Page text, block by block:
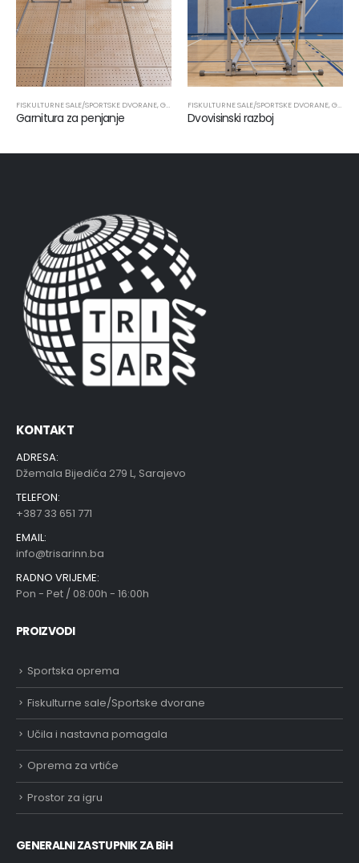
,PROIZVODI,SPORTSKA OPREMA
FISKULTURNE SALE/SPORTSKE DVORANE,GIMNASTIKA ,PROIZVODI,SPORTSKA OPREMA
Garnitura za penjanje
FISKULTURNE SALE/SPORTSKE DVORANE,GIMNASTIKA
Dvovisinski razboj
KONTAKT
ADRESA:
Džemala Bijedića 279 L, Sarajevo
TELEFON:
+387 33 651 771
EMAIL:
info@trisarinn.ba
RADNO VRIJEME:
Pon - Pet / 08:00h - 16:00h
PROIZVODI
Sportska oprema
Fiskulturne sale/Sportske dvorane
Učila i nastavna pomagala
Oprema za vrtiće
Prostor za igru
GENERALNI ZASTUPNIK ZA BiH